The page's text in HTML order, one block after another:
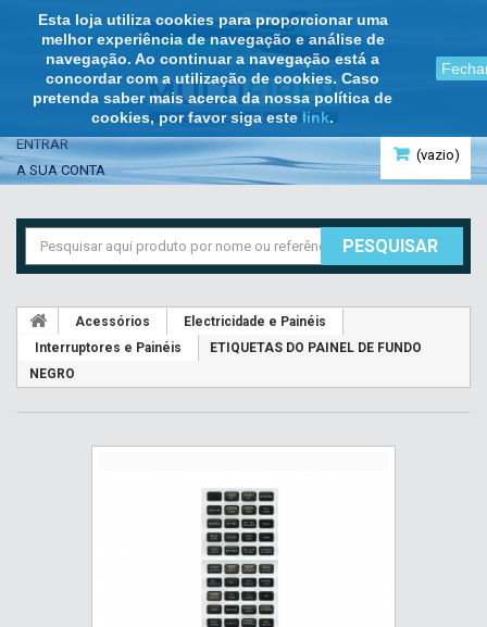
Esta loja utiliza cookies para proporcionar uma
melhor experiência de navegação e análise de
navegação. Ao continuar a navegação está a
concordar com a utilização de cookies. Caso
pretenda saber mais acerca da nossa política de
cookies, por favor siga este link.
(vazio)
ENTRAR
A SUA CONTA
PESQUISAR
Acessórios
Electricidade e Painéis
Interruptores e Painéis
ETIQUETAS DO PAINEL DE FUNDO
NEGRO